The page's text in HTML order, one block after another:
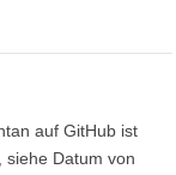
auf GitHub ist
Datum von